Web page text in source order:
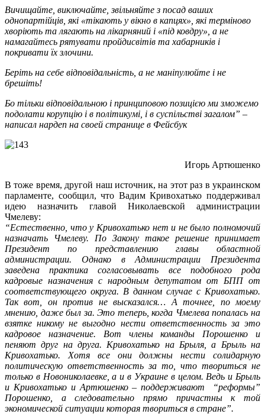
Вичищайте, виключайте, звільняйте з посад ваших
однопартійців, які «тікають у вікно в капцях», які терміново
хворіють та лягають на лікарняний і «під ковдру», а не
намагайтесь рятувати пройдисвітів та хабарників і
покривати їх злочини.
Беріть на себе відповідальність, а не маніпулюйте і не
брешіть!
Бо тільки відповідальною і принциповою позицією ми зможемо
подолати корупцію і в політикумі, і в суспільстві загалом” –
написал нардеп на своей странице в Фейсбук
Игорь Артюшенко
В тоже время, другой наш источник, на этот раз в украинском
парламенте, сообщил, что Вадим Кривохатько поддерживал
идею назначить главой Николаевской администрации
Чмелеву:
“Естественно, что у Кривохатько нет и не было полномочий
назначать Чмелеву. По Закону такое решение принимает
Президент по представлению главы областной
администрации. Однако в Администрации Президента
заведена практика согласовывать все подобного рода
кадровые назначения с народным депутатом от БПП от
соответствующего округа. В данном случае с Кривохатько.
Так вот, он против не высказался… А точнее, по моему
мнению, даже был за. Это теперь, когда Чмелева попалась на
взятке никому не выгодно нести ответственность за это
кадровое назначение. Вот члены команды Порошенко и
пеняют друг на друга. Кривохатько на Брыля, а Брыль на
Кривохатько. Хотя все они должны нести солидарную
политическую ответственность за то, что твориться не
только в Новониколаевке, а и в Украине в целом. Ведь и Брыль
и Кривохатько и Артюшенко – поддерживают “реформы”
Порошенко, а следовательно прямо причастны к той
экономической ситуации которая твориться в стране”.